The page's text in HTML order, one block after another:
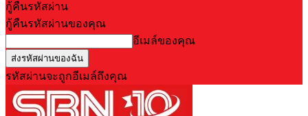
กู้คืนรหัสผ่าน
กู้คืนรหัสผ่านของคุณ
อีเมล์ของคุณ
รหัสผ่านจะถูกอีเมล์ถึงคุณ